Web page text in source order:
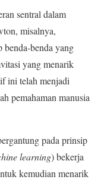
sentral dalam
misalnya,
benda-benda yang
yang menarik
ini telah menjadi
pemahaman manusia
pada prinsip
learning) bekerja
kemudian menarik